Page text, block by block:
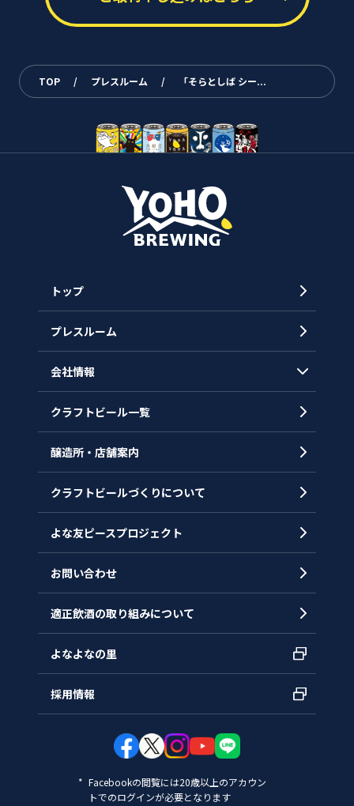
TOP / プレスルーム / 「そらとしば シー...
トップ
プレスルーム
会社情報
会社概要
沿革
クラフトビール一覧
醸造所・店舗案内
クラフトビールづくりについて
よな友ピースプロジェクト
お問い合わせ
適正飲酒の取り組みについて
よなよなの里
採用情報
Facebookの閲覧には20歳以上のアカウン
トでのログインが必要となります